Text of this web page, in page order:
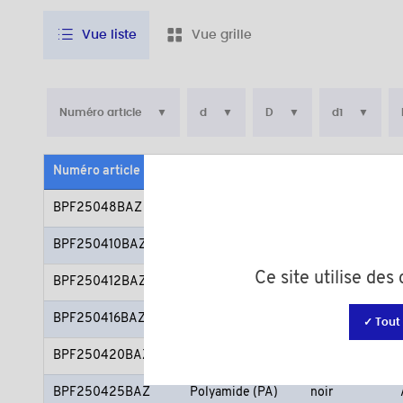
Vue liste Vue grille
Numéro article d D d1
Numéro article
BPF25048BAZ
BPF250410BAZ
BPF250412BAZ Polyamide (PA) noir
BPF250416BAZ
BPF250420BAZ
BPF250425BAZ Polyamide (PA) noir
Ce site utilise des
✓ Tout